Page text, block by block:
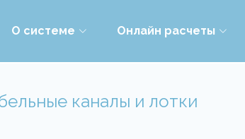
О системе Онлайн расчеты
каналы и лотки